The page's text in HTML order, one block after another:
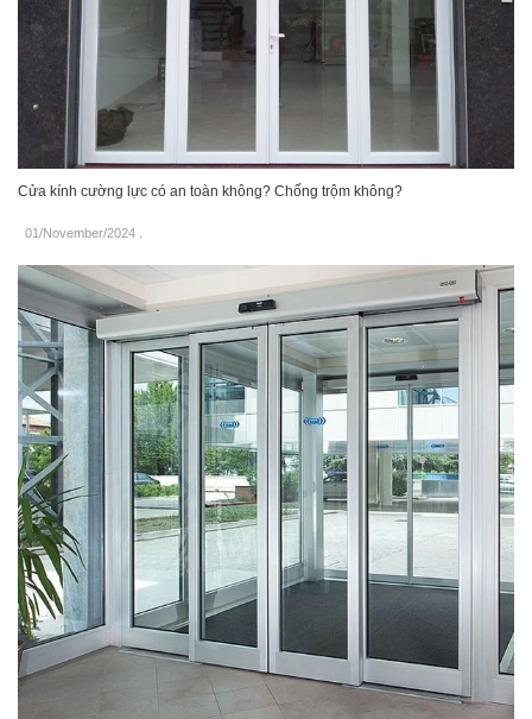
Cửa kính cường lực có an toàn không? Chống trộm không?
01/November/2024